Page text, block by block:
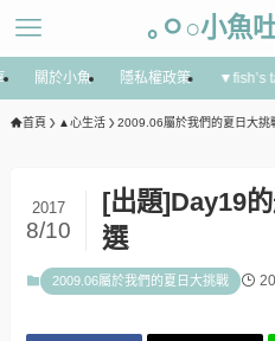
｡ㅇ○小魚
關於小魚 隱私權政策 ▼fish’s
首頁 ▲心生活 2009.06屬於我們的夏日大挑
[出題]Day19
選
2017
8/10
2009.06屬於我們的夏日大挑戰